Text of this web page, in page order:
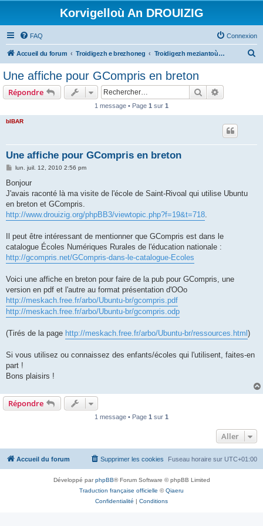
Korvigelloù An DROUIZIG
FAQ Connexion
Accueil du forum Troidigezh e brezhoneg Troidigezh meziantoù all (frank a wirioù evit an darn vrasañ anezho)
Une affiche pour GCompris en breton
Répondre Rechercher
1 message • Page 1 sur 1
bIBAR
Une affiche pour GCompris en breton
M
s
a
g
lun. juil. 12, 2010 2:56 pm
Bonjour
J'avais raconté là ma visite de l'école de Saint-Rivoal qui utilise Ubuntu
en breton et GCompris.
http://www.drouizig.org/phpBB3/viewtopic.php?f=19&t=718.
Il peut être intéressant de mentionner que GCompris est dans le
catalogue Écoles Numériques Rurales de l'éducation nationale :
http://gcompris.net/GCompris-dans-le-catalogue-Ecoles
Voici une affiche en breton pour faire de la pub pour GCompris, une
version en pdf et l'autre au format présentation d'OOo
http://meskach.free.fr/arbo/Ubuntu-br/gcompris.pdf
http://meskach.free.fr/arbo/Ubuntu-br/gcompris.odp
(Tirés de la page http://meskach.free.fr/arbo/Ubuntu-br/ressources.html )
Si vous utilisez ou connaissez des enfants/écoles qui l'utilisent, faites-en
part !
Bons plaisirs !
Répondre
1 message • Page 1 sur 1
Aller
Accueil du forum Fuseau horaire sur UTC+01:00
Supprimer les cookies
Développé parphpBB® Forum Software © phpBB Limited
Traduction française officielle ©Qiaeru
Confidentialité | Conditions